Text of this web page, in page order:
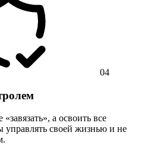
04
а освоить все
управлять своей жизнью и не